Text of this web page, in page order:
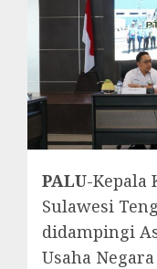
PALU-Kepala
Sulawesi
didampingi
Usaha